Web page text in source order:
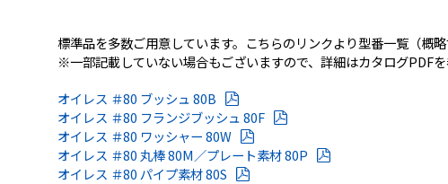
標準品を多数ご用意しています。こちらのリンクより型番一覧（概略
※一部記載していない場合もございますので、詳細はカタログPDFを
オイレス ＃80 ブッシュ 80B
オイレス ＃80 フランジブッシュ 80F
オイレス ＃80 ワッシャー 80W
オイレス ＃80 丸棒 80M／プレート素材 80P
オイレス ＃80 パイプ素材 80S